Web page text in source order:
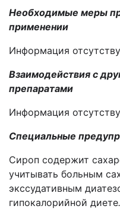
Необходимые меры
применении
Информация
Взаимодействия с
препаратами
Информация
Специальные
Сироп содержит сахар
учитывать больным
экссудативным
гипокалорийной диете.